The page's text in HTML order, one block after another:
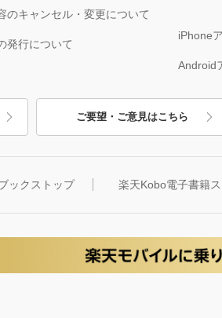
のキャンセル・変更について
発行について
iPhone
Android
ご要望・ご意見はこちら
ックストップ 楽天Kobo電子書籍